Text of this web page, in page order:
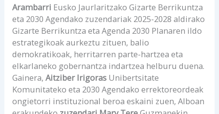
Arambarri Eusko Jaurlaritzako Gizarte Berrikuntza
eta 2030 Agendako zuzendariak 2025-2028 aldirako
Gizarte Berrikuntza eta Agenda 2030 Planaren ildo
estrategikoak aurkeztu zituen, balio
demokratikoak, herritarren parte-hartzea eta
elkarlaneko gobernantza indartzea helburu duena.
Gainera,Aitziber Irigoras Unibertsitate
Komunitateko eta 2030 Agendako errektoreordeak
ongietorri instituzional beroa eskaini zuen, Alboan